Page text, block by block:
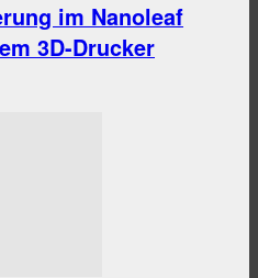
im Nanoleaf
3D-Drucker